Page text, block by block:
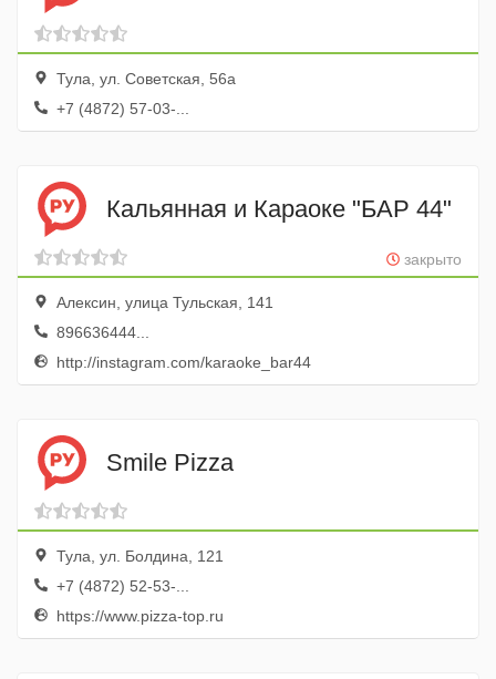
Тула, ул. Советская, 56а
+7 (4872) 57-03-...
Кальянная и Караоке "БАР 44"
закрыто
Алексин, улица Тульская, 141
896636444...
http://instagram.com/karaoke_bar44
Smile Pizza
Тула, ул. Болдина, 121
+7 (4872) 52-53-...
https://www.pizza-top.ru